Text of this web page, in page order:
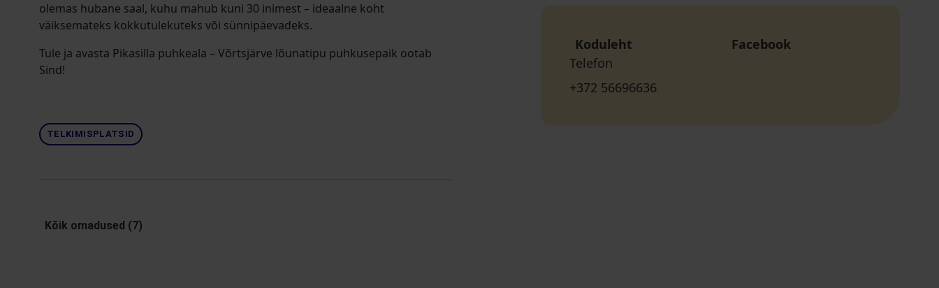
olemas hubane saal, kuhu mahub kuni 30 inimest – ideaalne koht
väiksemateks kokkutulekuteks või sünnipäevadeks.
Tule ja avasta Pikasilla puhkeala – Võrtsjärve lõunatipu puhkusepaik ootab
Sind!
TELKIMISPLATSID
Kõik omadused (7)
Koduleht
Facebook
Telefon
+372 56696636